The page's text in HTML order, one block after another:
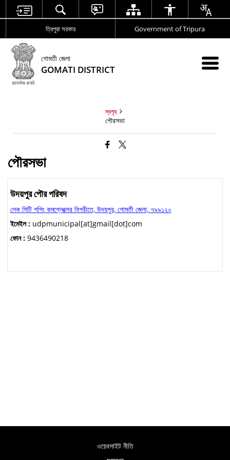
ত্রিপুরা সরকার Government of Tripura
গোমতী জেলা
GOMATI DISTRICT
স্বগৃহ
পৌরসভা
পৌরসভা
উদয়পুর পৌর পরিষদ
লেক সিটি শপিং কমপ্লেক্সের বিপরীতে, উদয়পুর, গোমতী জেলা, ৭৯৯১২০
ইমেইল :udpmunicipal[at]gmail[dot]com
ফোন :9436490218
ওয়েবসাইট নীতি